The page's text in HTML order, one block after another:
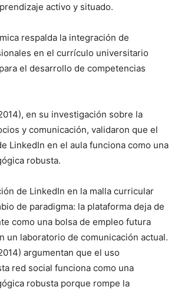
activo y situado.
respalda la integración de
en el currículo universitario
el desarrollo de competencias
en su investigación sobre la
y comunicación, validaron que el
LinkedIn en el aula funciona como una
robusta.
de LinkedIn en la malla curricular
de paradigma: la plataforma deja de
como una bolsa de empleo futura
un laboratorio de comunicación actual.
argumentan que el uso
red social funciona como una
robusta porque rompe la